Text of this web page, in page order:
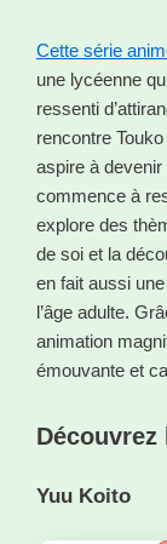
Cette série
une lycéenne
ressenti
rencontre
aspire à
commence à
explore des
de soi et la
en fait aussi
l’âge adulte.
animation
émouvante et
Découvrez
Yuu Koito